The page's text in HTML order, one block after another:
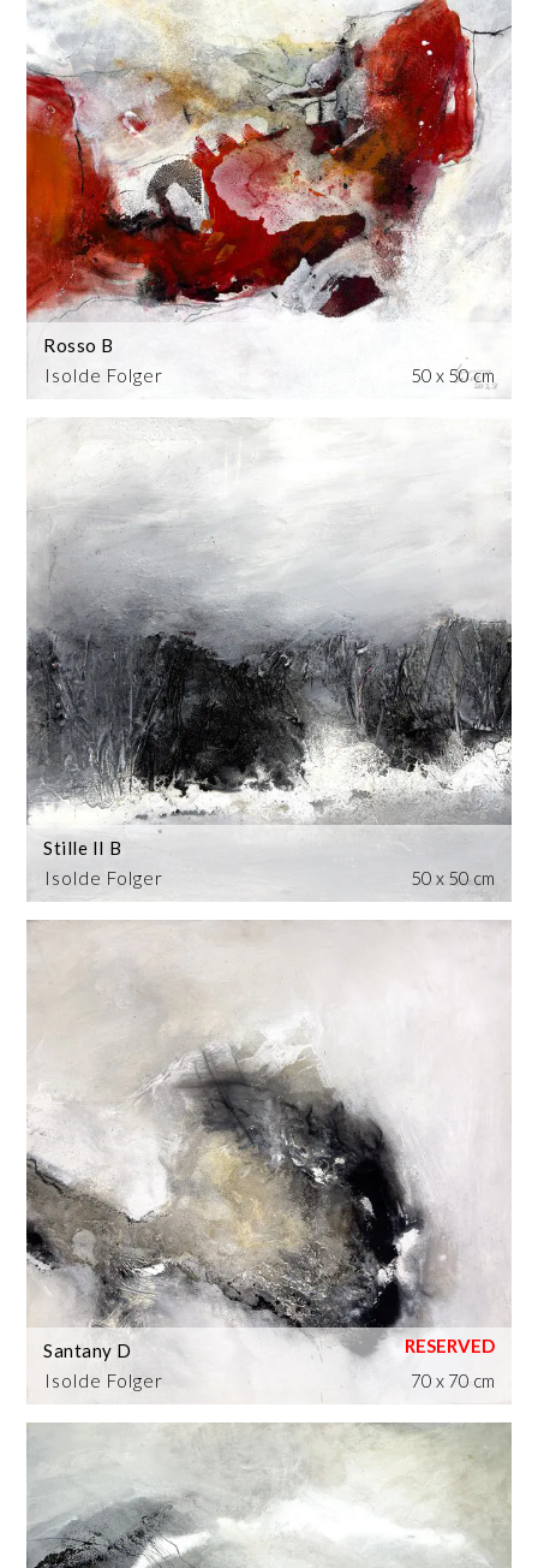
Isolde Folger
Rosso B
50 x 50 cm
Isolde Folger
Stille II B
50 x 50 cm
Isolde Folger
Santany D
70 x 70 cm